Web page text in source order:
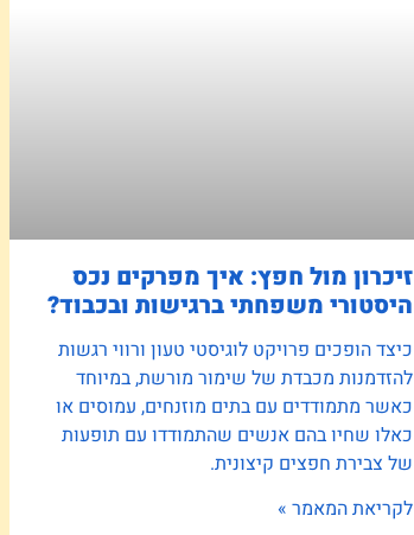
זיכרון מול חפץ: איך מפרקים נכס
היסטורי משפחתי ברגישות ובכבוד?
כיצד הופכים פרויקט לוגיסטי טעון ורווי רגשות
להזדמנות מכבדת של שימור מורשת, במיוחד
כאשר מתמודדים עם בתים מוזנחים, עמוסים או
כאלו שחיו בהם אנשים שהתמודדו עם תופעות
של צבירת חפצים קיצונית.
לקריאת המאמר »